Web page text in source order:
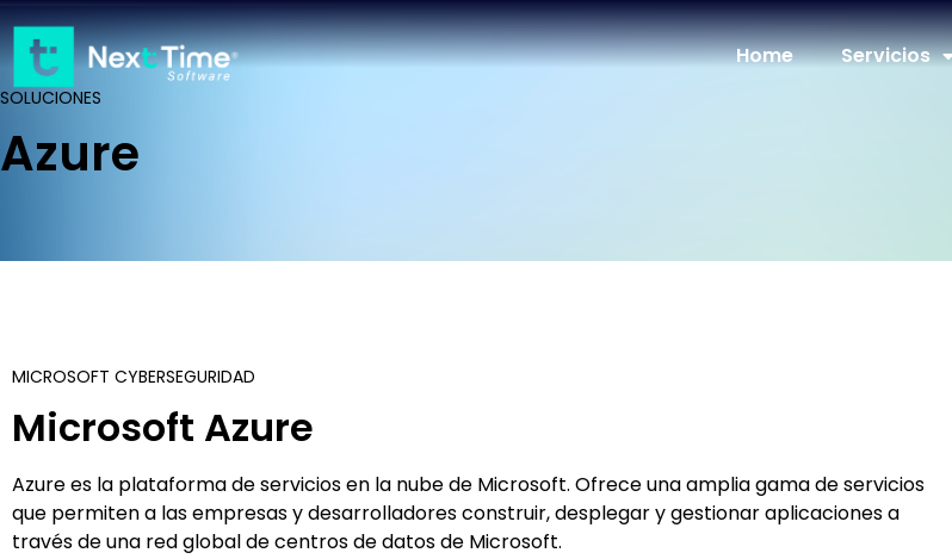
Home Servicios
SOLUCIONES
Azure
MICROSOFT CYBERSEGURIDAD
Microsoft Azure
Azure es la plataforma de servicios en la nube de Microsoft. Ofrece una amplia gama de servicios
que permiten a las empresas y desarrolladores construir, desplegar y gestionar aplicaciones a
través de una red global de centros de datos de Microsoft.